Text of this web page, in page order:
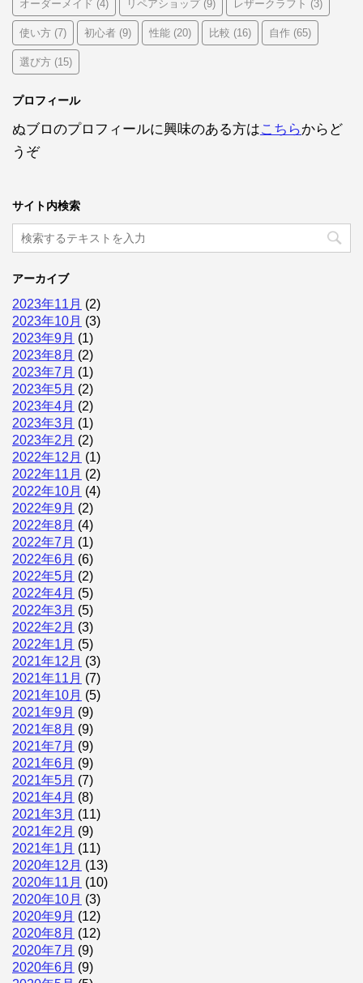
オーダーメイド (4) リペアショップ(9) レザークラフト (3)
使い方 (7) 初心者 (9) 性能 (20) 比較 (16) 自作 (65)
選び方 (15)
プロフィール
ぬブロのプロフィールに興味のある方はこちらからど
うぞ
サイト内検索
アーカイブ
2023年11月 (2)
2023年10月 (3)
2023年9月 (1)
2023年8月 (2)
2023年7月 (1)
2023年5月 (2)
2023年4月 (2)
2023年3月 (1)
2023年2月 (2)
2022年12月 (1)
2022年11月 (2)
2022年10月 (4)
2022年9月 (2)
2022年8月 (4)
2022年7月 (1)
2022年6月 (6)
2022年5月 (2)
2022年4月 (5)
2022年3月 (5)
2022年2月 (3)
2022年1月 (5)
2021年12月 (3)
2021年11月 (7)
2021年10月 (5)
2021年9月 (9)
2021年8月 (9)
2021年7月 (9)
2021年6月 (9)
2021年5月 (7)
2021年4月 (8)
2021年3月 (11)
2021年2月 (9)
2021年1月 (11)
2020年12月 (13)
2020年11月 (10)
2020年10月 (3)
2020年9月 (12)
2020年8月 (12)
2020年7月 (9)
2020年6月 (9)